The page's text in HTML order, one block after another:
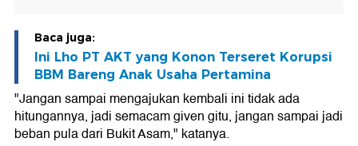
Baca juga:
Ini Lho PT AKT yang Konon Terseret Korupsi
BBM Bareng Anak Usaha Pertamina
"Jangan sampai mengajukan kembali ini tidak ada
hitungannya, jadi semacam given gitu, jangan sampai jadi
beban pula dari Bukit Asam," katanya.